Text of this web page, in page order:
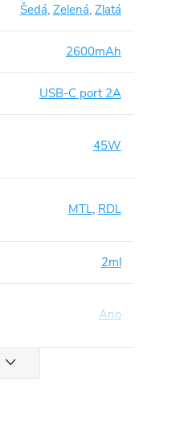
Šedá, Zelená, Zlatá
2600mAh
USB-C port 2A
45W
MTL, RDL
2ml
Ano